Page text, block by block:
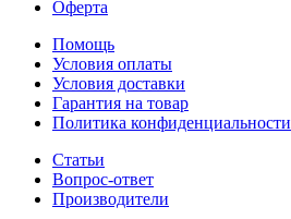
Оферта
Помощь
Условия оплаты
Условия доставки
Гарантия на товар
Политика конфиденциальности
Статьи
Вопрос-ответ
Производители